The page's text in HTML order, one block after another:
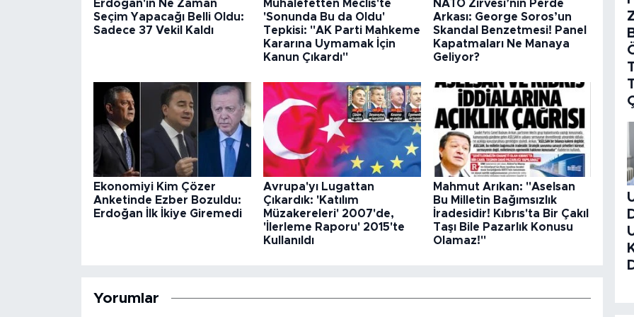
Erdoğan'ın Ne Zaman
Seçim Yapacağı Belli Oldu:
Sadece 37 Vekil Kaldı
Muhalefetten Meclis'te
'Sonunda Bu da Oldu'
Tepkisi: "AK Parti Mahkeme
Kararına Uymamak İçin
Kanun Çıkardı"
NATO Zirvesi’nin Perde
Arkası: George Soros’un
Skandal Benzetmesi! Panel
Kapatmaları Ne Manaya
Geliyor?
Ekonomiyi Kim Çözer
Anketinde Ezber Bozuldu:
Erdoğan İlk İkiye Giremedi
Avrupa'yı Lugattan
Çıkardık: 'Katılım
Müzakereleri' 2007'de,
'İlerleme Raporu' 2015'te
Kullanıldı
Mahmut Arıkan: "Aselsan
Bu Milletin Bağımsızlık
İradesidir! Kıbrıs'ta Bir Çakıl
Taşı Bile Pazarlık Konusu
Olamaz!"
Yorumlar